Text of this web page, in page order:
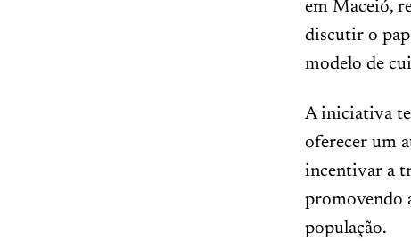
em Maceió,
discutir o
modelo de
A iniciativa
oferecer um
incentivar a
promovendo
população.